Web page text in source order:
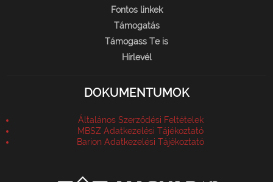
Fontos linkek
Támogatás
Támogass Te is
Hírlevél
DOKUMENTUMOK
Általános Szerződési Feltételek
MBSZ Adatkezelési Tájékoztató
Barion Adatkezelési Tájékoztató